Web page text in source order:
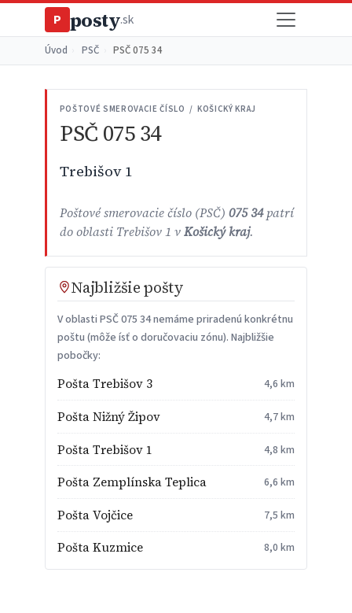
P posty.sk
Úvod PSČ PSČ 075 34
POŠTOVÉ SMEROVACIE ČÍSLO / KOŠICKÝ KRAJ
PSČ 075 34
Trebišov 1
Poštové smerovacie číslo (PSČ) 075 34patrí
do oblasti Trebišov 1 vKošický kraj.
Najbližšie pošty
V oblasti PSČ 075 34 nemáme priradenú konkrétnu
poštu (môže ísť o doručovaciu zónu). Najbližšie
pobočky:
Pošta Trebišov 3 4,6 km
Pošta Nižný Žipov 4,7 km
Pošta Trebišov 1 4,8 km
Pošta Zemplínska Teplica 6,6 km
Pošta Vojčice 7,5 km
Pošta Kuzmice 8,0 km